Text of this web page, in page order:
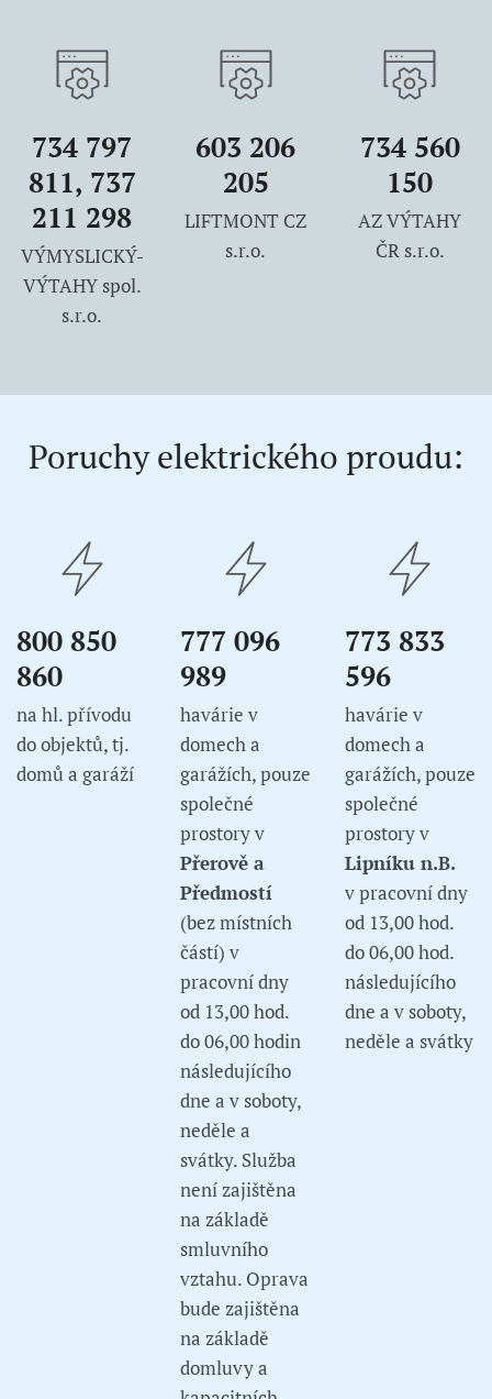
734 797
811, 737
211 298
VÝMYSLICKÝ-
VÝTAHY spol.
s.r.o.
603 206
205
LIFTMONT CZ
s.r.o.
734 560
150
AZ VÝTAHY
ČR s.r.o.
Poruchy elektrického proudu:
800 850
860
na hl. přívodu
do objektů, tj.
domů a garáží
777 096
989
havárie v
domech a
garážích, pouze
společné
prostory v
Přerově a
Předmostí
(bez místních
částí) v
pracovní dny
od 13,00 hod.
do 06,00 hodin
následujícího
dne a v soboty,
neděle a
svátky. Služba
není zajištěna
na základě
smluvního
vztahu. Oprava
bude zajištěna
na základě
domluvy a
773 833
596
havárie v
domech a
garážích, pouze
společné
prostory v
Lipníku n.B.
v pracovní dny
od 13,00 hod.
do 06,00 hod.
následujícího
dne a v soboty,
neděle a svátky